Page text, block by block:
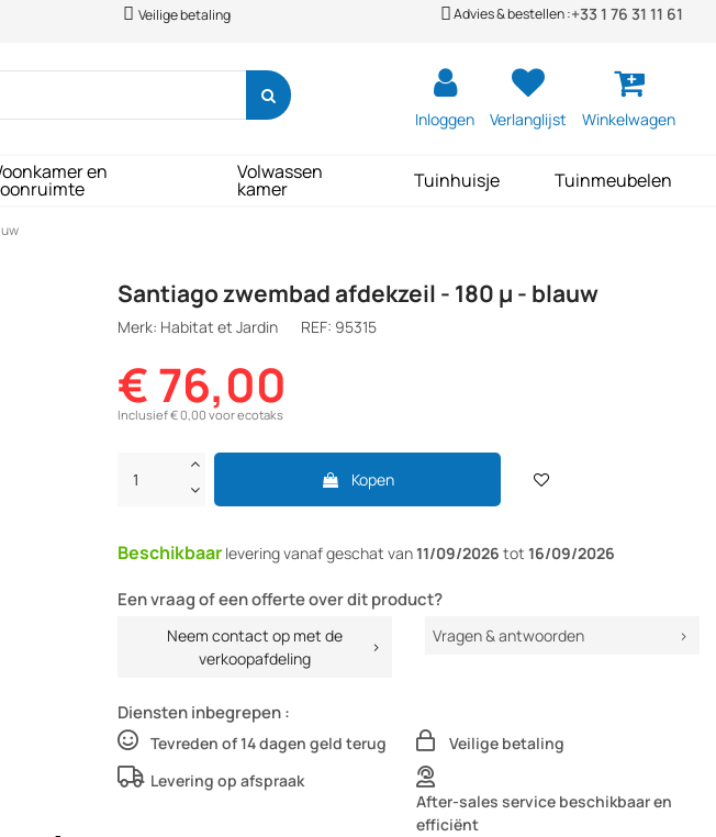
Veilige betaling Advies & bestellen :+33 1 76 31 11 61
Inloggen Verlanglijst Winkelwagen
en Volwassen
kamer Tuinhuisje Tuinmeubelen
Santiago zwembad afdekzeil - 180 µ - blauw
Merk: Habitat et Jardin REF: 95315
€ 76,00
Inclusief € 0,00 voor ecotaks
Kopen
Beschikbaar levering vanafgeschat van11/09/2026 tot 16/09/2026
Een vraag of een offerte over dit product?
Neem contact op met de
verkoopafdeling
Vragen & antwoorden
Diensten inbegrepen :
Tevreden of 14 dagen geld terug
Veilige betaling
Levering op afspraak
After-sales service beschikbaar en
efficiënt